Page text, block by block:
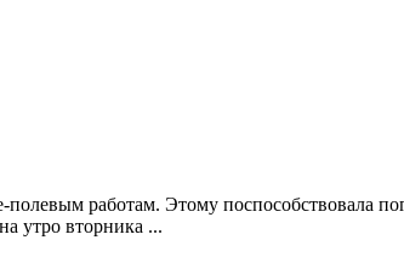
работам. Этому поспособствовала
утро вторника ...